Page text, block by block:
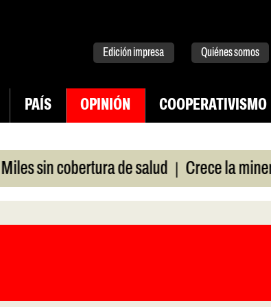
Edición impresa Quiénes somos
PAÍS OPINIÓN COOPERATIVISMO
cobertura de salud | Crece la minería |